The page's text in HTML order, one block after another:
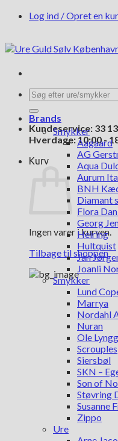
FortsætLog ind / Opret en
Søg
efter:
Kundeservice: 33
Hverdage: 10:00 -
Kurv
Ingen varer i kurven.
Tilbage til shoppen
Brands
Smykker
Aagaard
AG
Aqua
Aurum
BNH
Diamant
Flora
Georg
Heiring
Hultquist
Jan
Joanli
Smykker
Lund
Marrya
Nordahl
Nuran
Ole
Scrouples
Siersbøl
SKN –
Son of
Støvring
Susanne
Zippo
Ure